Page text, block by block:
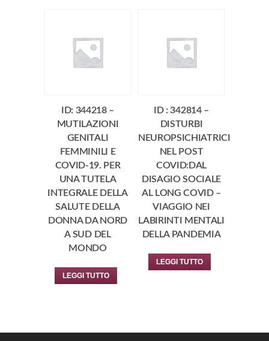
ID: 344218 –
MUTILAZIONI
GENITALI
FEMMINILI E
COVID-19. PER
UNA TUTELA
INTEGRALE DELLA
SALUTE DELLA
DONNA DA NORD
A SUD DEL
MONDO
LEGGI TUTTO
ID : 342814 –
DISTURBI
NEUROPSICHIATRICI
NEL POST
COVID:DAL
DISAGIO SOCIALE
AL LONG COVID –
VIAGGIO NEI
LABIRINTI MENTALI
DELLA PANDEMIA
LEGGI TUTTO